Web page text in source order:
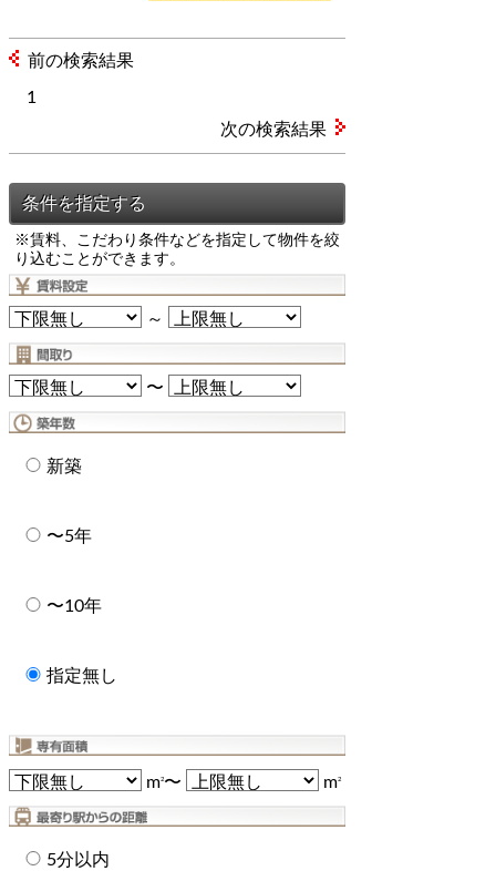
前の検索結果
1
※賃料、こだわり条件などを指定して物件を絞
り込むことができます。
～
〜
新築
〜5年
〜10年
指定無し
m2〜 m2
5分以内